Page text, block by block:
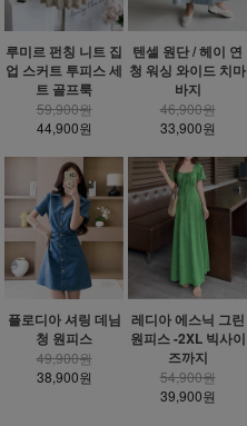
루미르 펀칭 니트 집
업 스커트 투피스 세
트 골프룩
59,900원
44,900원
텐셀 원단 / 헤이 연
청 워싱 와이드 치마
바지
46,900원
33,900원
플로디아 셔링 데님
청 원피스
49,900원
38,900원
레디아 에스닉 그린
원피스 -2XL 빅사이
즈까지
54,900원
39,900원